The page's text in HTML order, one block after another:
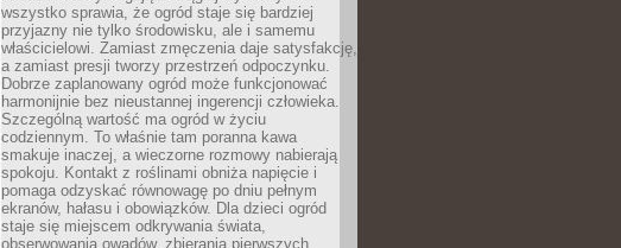
wszystko sprawia, że ogród staje się bardziej
przyjazny nie tylko środowisku, ale i samemu
właścicielowi. Zamiast zmęczenia daje satysfakcję,
a zamiast presji tworzy przestrzeń odpoczynku.
Dobrze zaplanowany ogród może funkcjonować
harmonijnie bez nieustannej ingerencji człowieka.
Szczególną wartość ma ogród w życiu
codziennym. To właśnie tam poranna kawa
smakuje inaczej, a wieczorne rozmowy nabierają
spokoju. Kontakt z roślinami obniża napięcie i
pomaga odzyskać równowagę po dniu pełnym
ekranów, hałasu i obowiązków. Dla dzieci ogród
staje się miejscem odkrywania świata,
obserwowania owadów, zbierania pierwszych